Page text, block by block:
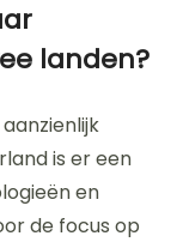
landen?
is er een
en
de focus op